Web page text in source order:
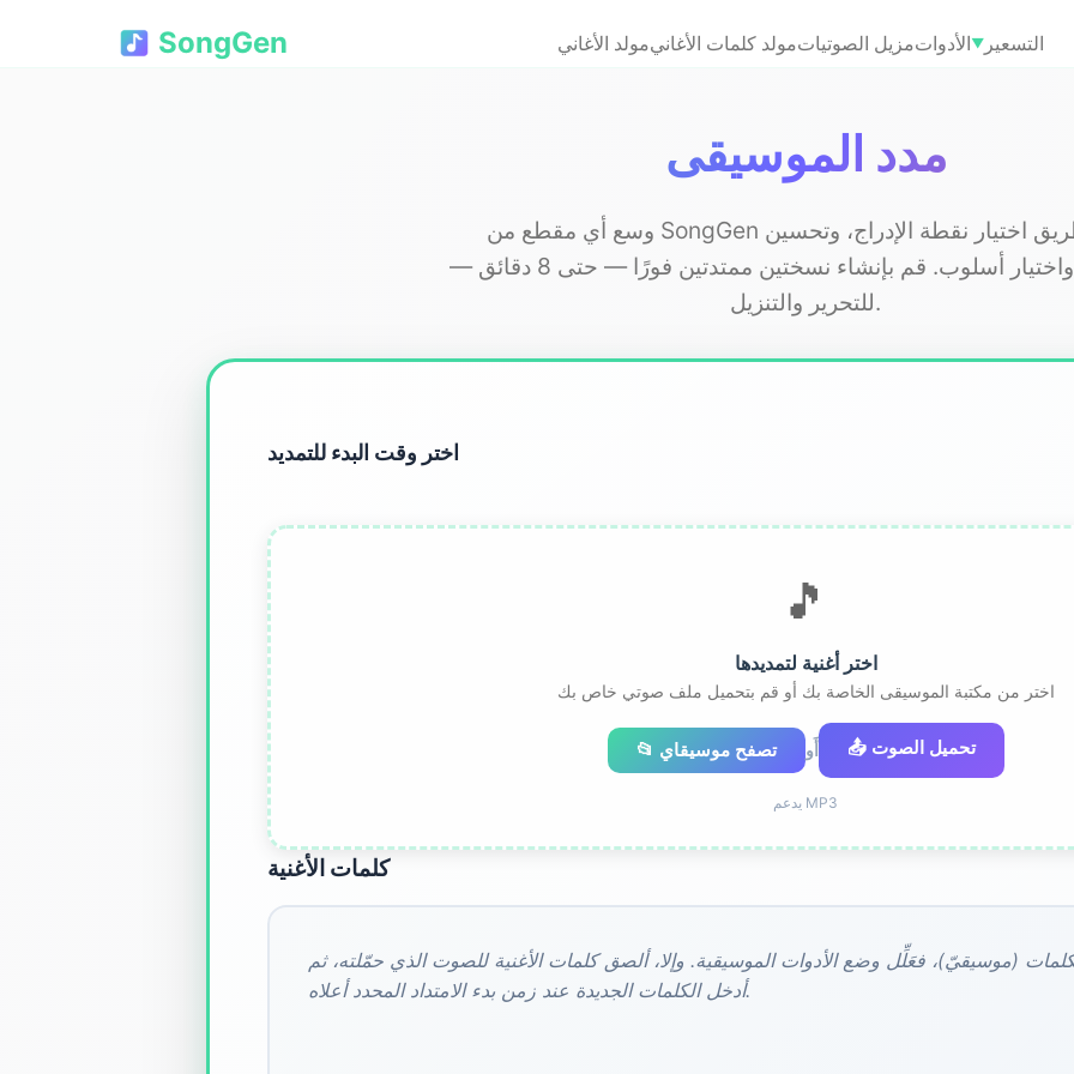
SongGen مولد الأغانيمولد كلمات الأغانيمزيل الصوتياتالأدوات▼ التسعير
مدد الموسيقى
وسع أي مقطع من SongGen عن طريق اختيار نقطة الإدراج، وتحسين
الكلمات، واختيار أسلوب. قم بإنشاء نسختين ممتدتين فورًا — حتى 8 دقائق —
للتحرير والتنزيل.
اختر وقت البدء للتمديد
🎵
اختر أغنية لتمديدها
اختر من مكتبة الموسيقى الخاصة بك أو قم بتحميل ملف صوتي خاص بك
📂 تصفح موسيقاي أَو 📤 تحميل الصوت
يدعم MP3
كلمات الأغنية